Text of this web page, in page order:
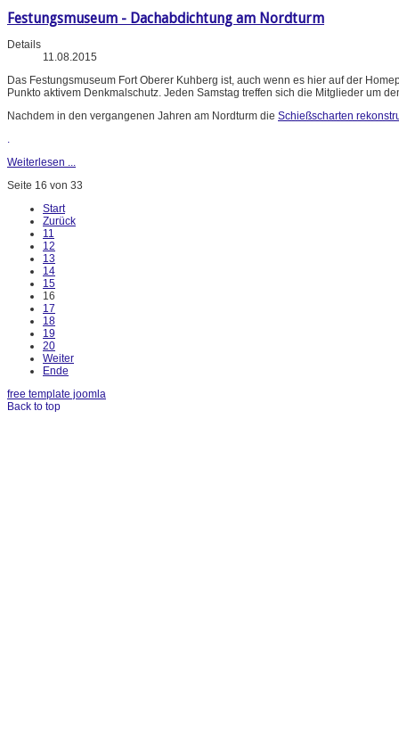
Festungsmuseum - Dachabdichtung am Nordturm
Details
11.08.2015
Das Festungsmuseum Fort Oberer Kuhberg ist, auch wenn es hier auf der
Punkto aktivem Denkmalschutz. Jeden Samstag treffen sich die Mitglieder um
Nachdem in den vergangenen Jahren am Nordturm die Schießscharten
.
Weiterlesen ...
Seite 16 von 33
Start
Zurück
11
12
13
14
15
16
17
18
19
20
Weiter
Ende
free template joomla
Back to top